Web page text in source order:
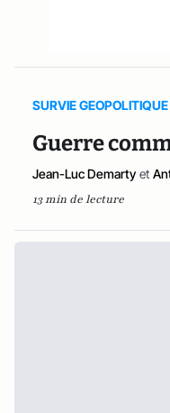
SURVIE GEOPOLITIQUE
Guerre
Jean-Luc Demarty et
13 min de lecture